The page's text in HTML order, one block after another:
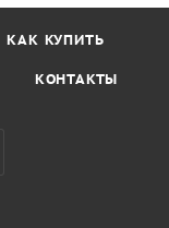
КАК КУПИТЬ
КОНТАКТЫ